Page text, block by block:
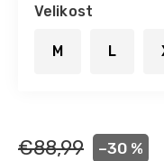
€88,99 –30 %
Velikost
M L